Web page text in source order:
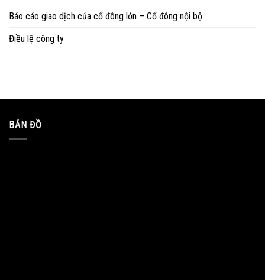
Báo cáo giao dịch của cổ đông lớn – Cổ đông nội bộ
Điều lệ công ty
BẢN ĐỒ